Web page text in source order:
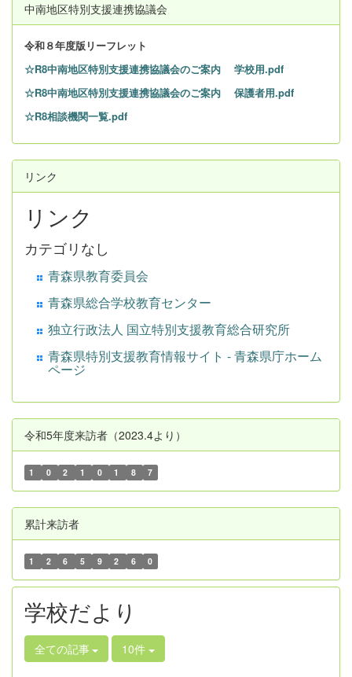
中南地区特別支援連携協議会
令和８年度版リーフレット
☆R8中南地区特別支援連携協議会のご案内 学校用.pdf
☆R8中南地区特別支援連携協議会のご案内 保護者用.pdf
☆R8相談機関一覧.pdf
リンク
リンク
カテゴリなし
青森県教育委員会
青森県総合学校教育センター
独立行政法人 国立特別支援教育総合研究所
青森県特別支援教育情報サイト - 青森県庁ホーム
ページ
令和5年度来訪者（2023.4より）
1 0 2 1 0 1 8 7
累計来訪者
1 2 6 5 9 2 6 0
学校だより
全ての記事 10件